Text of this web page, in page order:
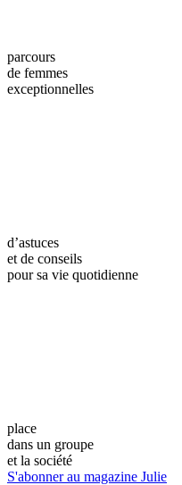
parcours
de femmes
exceptionnelles
d’astuces
et de conseils
pour sa vie quotidienne
place
dans un groupe
et la société
S'abonner au magazine Julie